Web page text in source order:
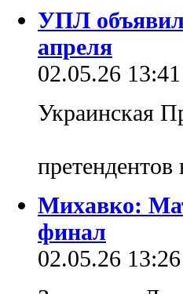
УПЛ
апреля
02.05.26 13:41
Украинская
Михавко:
финал
02.05.26 13:26